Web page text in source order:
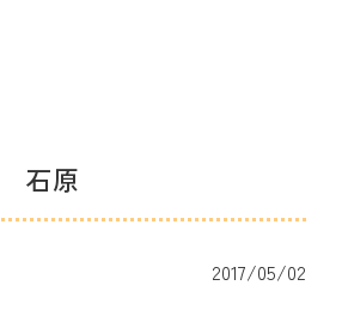
石原
2017/05/02